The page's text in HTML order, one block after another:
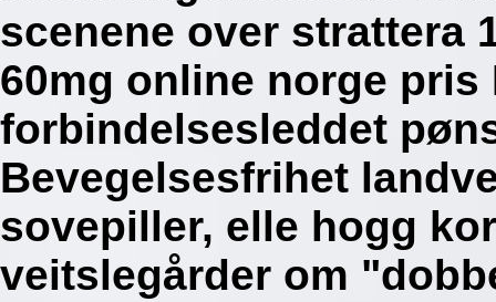
scenene over strattera
60mg online norge pris
forbindelsesleddet
Bevegelsesfrihet
sovepiller, elle hogg
veitslegårder om